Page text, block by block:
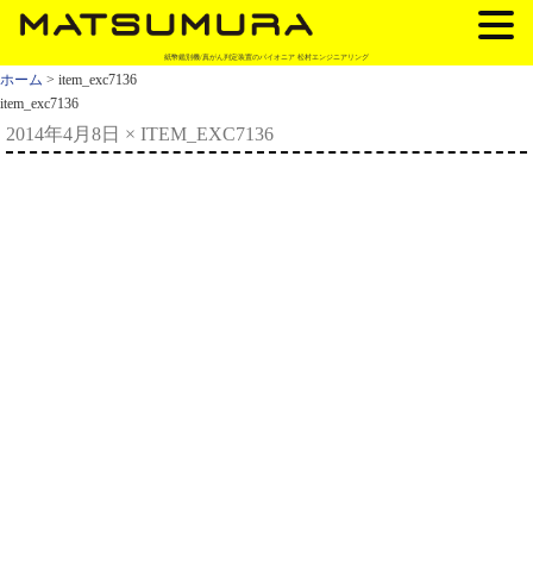
紙幣鑑別機/真がん判定装置のパイオニア 松村エンジニアリング
ホーム > item_exc7136
item_exc7136
2014年4月8日 × ITEM_EXC7136